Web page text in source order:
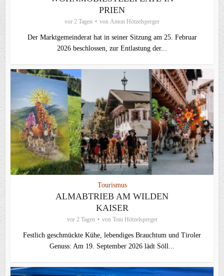
PRIEN
vor 2 Tagen von Anton Hötzelsperger
Der Marktgemeinderat hat in seiner Sitzung am 25. Februar
2026 beschlossen, zur Entlastung der...
Tourismus
ALMABTRIEB AM WILDEN
KAISER
vor 2 Tagen von Toni Hötzelsperger
Festlich geschmückte Kühe, lebendiges Brauchtum und Tiroler
Genuss: Am 19. September 2026 lädt Söll...